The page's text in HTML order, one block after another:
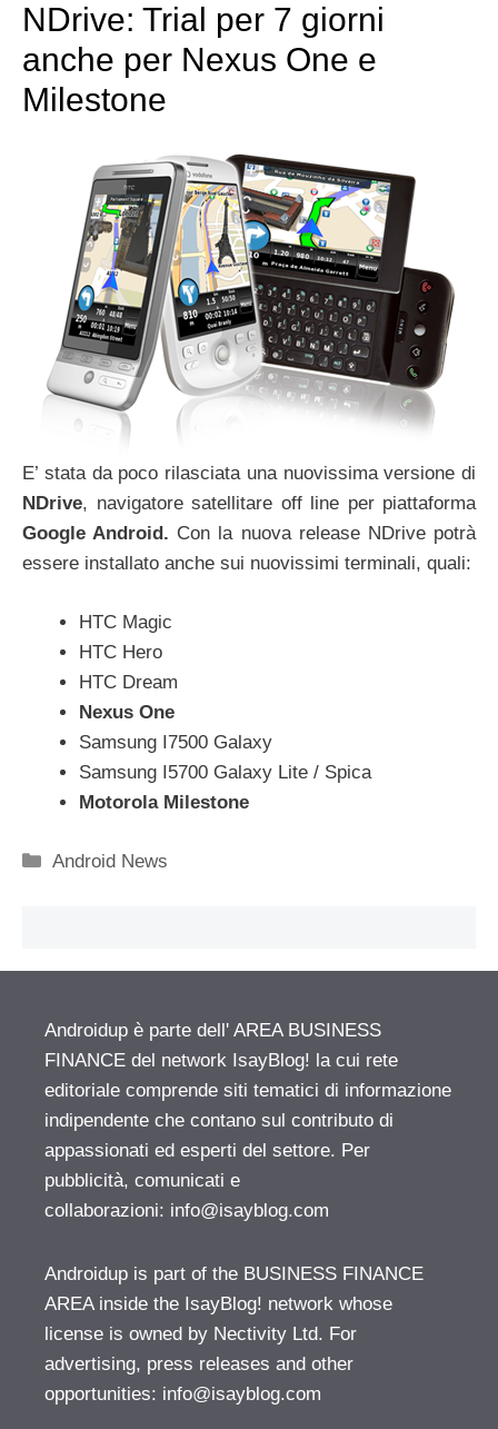
NDrive: Trial per 7 giorni
anche per Nexus One e
Milestone
E’ stata da poco rilasciata una nuovissima versione di
NDrive, navigatore satellitare off line per piattaforma
Google Android. Con la nuova release NDrive potrà
essere installato anche sui nuovissimi terminali, quali:
HTC Magic
HTC Hero
HTC Dream
Nexus One
Samsung I7500 Galaxy
Samsung I5700 Galaxy Lite / Spica
Motorola Milestone
Categorie
Android News
Androidup è parte dell' AREA BUSINESS
FINANCE del network IsayBlog! la cui rete
editoriale comprende siti tematici di informazione
indipendente che contano sul contributo di
appassionati ed esperti del settore. Per
pubblicità, comunicati e
collaborazioni: info@isayblog.com
Androidup is part of the BUSINESS FINANCE
AREA inside the IsayBlog! network whose
license is owned by Nectivity Ltd. For
advertising, press releases and other
opportunities: info@isayblog.com